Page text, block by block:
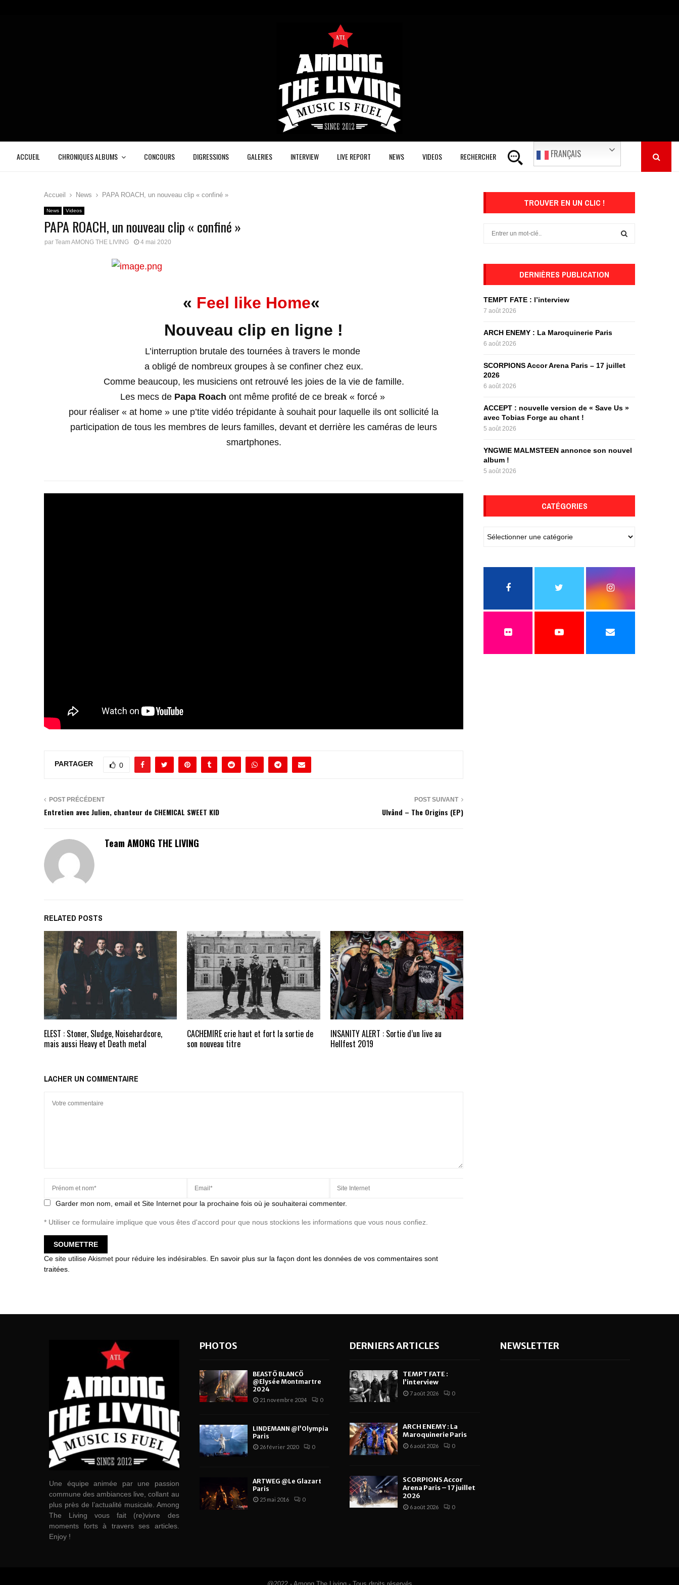
ACCUEIL CHRONIQUES ALBUMS CONCOURS DIGRESSIONS GALERIES INTERVIEW LIVE REPORT NEWS VIDEOS RECHERCHER FRANÇAIS
Accueil News PAPA ROACH, un nouveau clip « confiné »
News Videos
PAPA ROACH, un nouveau clip « confiné »
par Team AMONG THE LIVING 4 mai 2020
« Feel like Home«
Nouveau clip en ligne !
L’interruption brutale des tournées à travers le monde
a obligé de nombreux groupes à se confiner chez eux.
Comme beaucoup, les musiciens ont retrouvé les joies de la vie de famille.
Les mecs de Papa Roach ont même profité de ce break « forcé »
pour réaliser « at home » une p’tite vidéo trépidante à souhait pour laquelle ils ont sollicité la
participation de tous les membres de leurs familles, devant et derrière les caméras de leurs
smartphones.
PARTAGER 0
POST PRÉCÉDENT
Entretien avec Julien, chanteur de CHEMICAL SWEET KID
POST SUIVANT
Ulvånd – The Origins (EP)
Team AMONG THE LIVING
RELATED POSTS
ELEST : Stoner, Sludge, Noisehardcore,
mais aussi Heavy et Death metal
CACHEMIRE crie haut et fort la sortie de
son nouveau titre
INSANITY ALERT : Sortie d’un live au
Hellfest 2019
LACHER UN COMMENTAIRE
Garder mon nom, email et Site Internet pour la prochaine fois où je souhaiterai commenter.
* Utiliser ce formulaire implique que vous êtes d'accord pour que nous stockions les informations que vous nous confiez.
Ce site utilise Akismet pour réduire les indésirables. En savoir plus sur la façon dont les données de vos commentaires sont
traitées
TROUVER EN UN CLIC !
o
r
DERNIÈRES PUBLICATION
TEMPT FATE : l’interview
7 août 2026
ARCH ENEMY : La Maroquinerie Paris
6 août 2026
SCORPIONS Accor Arena Paris – 17 juillet
2026
6 août 2026
ACCEPT : nouvelle version de « Save Us »
avec Tobias Forge au chant !
5 août 2026
YNGWIE MALMSTEEN annonce son nouvel
album !
5 août 2026
CATÉGORIES
Une équipe animée par une passion
commune des ambiances live, collant au
plus près de l’actualité musicale. Among
The Living vous fait (re)vivre des
moments forts à travers ses articles.
Enjoy !
PHOTOS
BEASTÖ BLANCÖ
@Elysée Montmartre
2024
21 novembre 2024 0
LINDEMANN @l’Olympia
Paris
26 février 2020 0
ARTWEG @Le Glazart
Paris
25 mai 2016 0
DERNIERS ARTICLES
TEMPT FATE :
l’interview
7 août 2026 0
ARCH ENEMY : La
Maroquinerie Paris
6 août 2026 0
SCORPIONS Accor
Arena Paris – 17 juillet
2026
6 août 2026 0
NEWSLETTER